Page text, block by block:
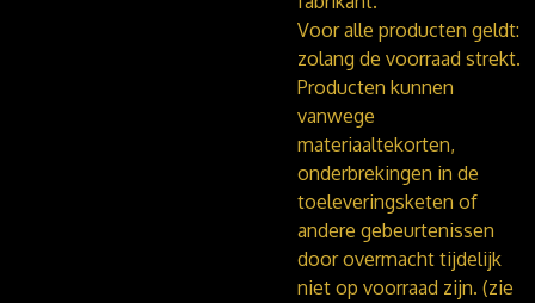
Voor alle producten geldt:
zolang de voorraad strekt.
Producten kunnen
vanwege
materiaaltekorten,
onderbrekingen in de
toeleveringsketen of
andere gebeurtenissen
door overmacht tijdelijk
niet op voorraad zijn. (zie